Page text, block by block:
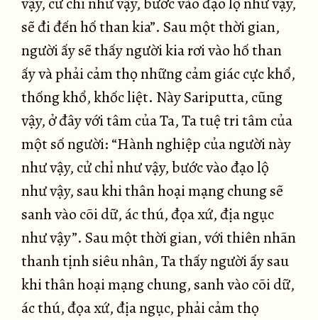
sẽ đi đến hố than kia”. Sau một thời gian,
người ấy sẽ thấy người kia rơi vào hố than
ấy và phải cảm thọ những cảm giác cực khổ,
thống khổ, khốc liệt. Này Sariputta, cũng
vậy, ở đây với tâm của Ta, Ta tuệ tri tâm của
một số người: “Hành nghiệp của người này
như vậy, cử chỉ như vậy, bước vào đạo lộ
như vậy, sau khi thân hoại mạng chung sẽ
sanh vào cõi dữ, ác thú, đọa xứ, địa ngục
như vậy”. Sau một thời gian, với thiên nhãn
thanh tịnh siêu nhân, Ta thấy người ấy sau
khi thân hoại mạng chung, sanh vào cõi dữ,
ác thú, đọa xứ, địa ngục, phải cảm thọ